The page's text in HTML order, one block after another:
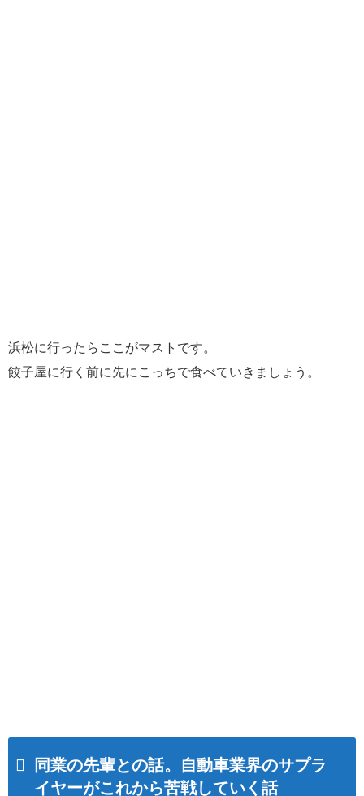
浜松に行ったらここがマストです。
餃子屋に行く前に先にこっちで食べていきましょう。
同業の先輩との話。自動車業界のサプラ
イヤーがこれから苦戦していく話